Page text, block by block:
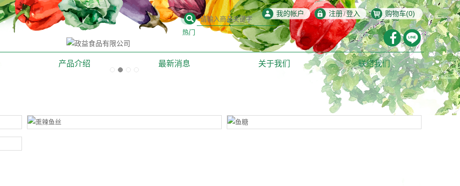
购物车(0)
注册/登入
我的帐户
热门
屏东旅游，垦丁旅游，鳕鱼香丝，
观光工厂
产品介绍 最新消息 关于我们 联络我们